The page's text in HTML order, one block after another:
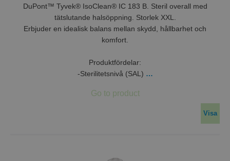
DuPont™ Tyvek® IsoClean® IC 183 B. Steril overall med
tätslutande halsöppning. Storlek XXL.
Erbjuder en idealisk balans mellan skydd, hållbarhet och
komfort.
Produktfördelar:
-Sterilitetsnivå (SAL) …
Visa